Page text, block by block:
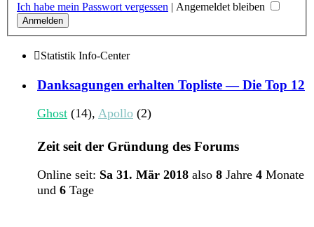
Ich habe mein Passwort vergessen | Angemeldet bleiben
Statistik Info-Center
Danksagungen erhalten Topliste — Die Top 12
Ghost (14), Apollo (2)
Zeit seit der Gründung des Forums
Online seit: Sa 31. Mär 2018 also 8 Jahre 4 Monate
und 6 Tage